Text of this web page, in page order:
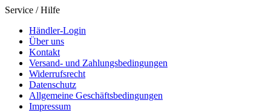
Service / Hilfe
Händler-Login
Über uns
Kontakt
Versand- und Zahlungsbedingungen
Widerrufsrecht
Datenschutz
Allgemeine Geschäftsbedingungen
Impressum